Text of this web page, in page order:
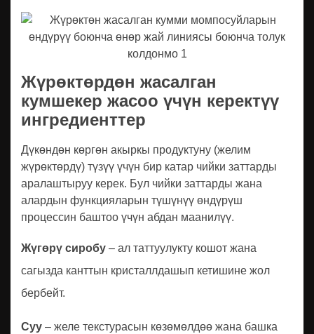
Жүрөктөрдөн жасалган
кумшекер жасоо үчүн керектүү
ингредиенттер
Дүкөндөн көргөн акыркы продуктуну (желим
жүрөктөрдү) түзүү үчүн бир катар чийки заттарды
аралаштыруу керек. Бул чийки заттарды жана
алардын функцияларын түшүнүү өндүрүш
процессин баштоо үчүн абдан маанилүү.
Жүгөрү сиробу – ал таттуулукту кошот жана
сагызда канттын кристаллдашып кетишине жол
бербейт.
Суу – желе текстурасын көзөмөлдөө жана башка